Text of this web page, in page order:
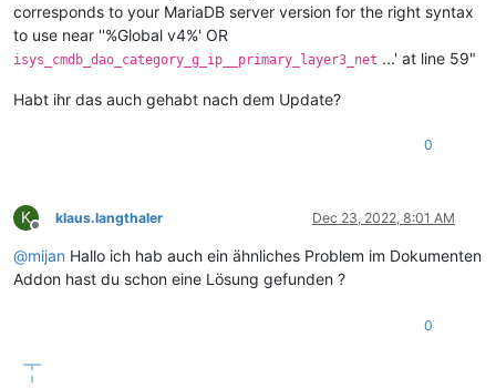
corresponds to your MariaDB server version for the right syntax
to use near ''%Global v4%' OR
isys_cmdb_dao_category_g_ip__primary_layer3_net ...' at line 59"
Habt ihr das auch gehabt nach dem Update?
0
K
Offline
klaus.langthaler Dec 23, 2022, 8:01 AM
@mijan Hallo ich hab auch ein ähnliches Problem im Dokumenten
Addon hast du schon eine Lösung gefunden ?
0